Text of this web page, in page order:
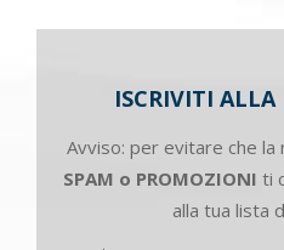
ISCRIVITI ALLA
Avviso: per evitare che la
SPAM o PROMOZIONI ti
alla tua lista